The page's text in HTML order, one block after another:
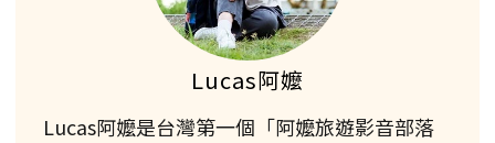
Lucas阿嬤
Lucas阿嬤是台灣第一個「阿嬤旅遊影音部落